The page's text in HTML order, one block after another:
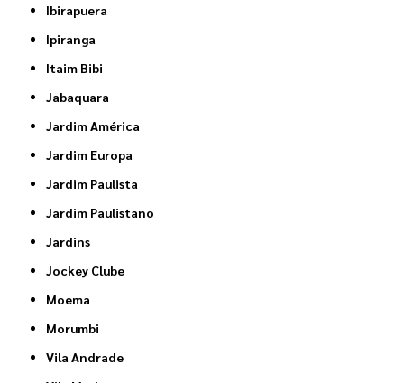
Ibirapuera
Ipiranga
Itaim Bibi
Jabaquara
Jardim América
Jardim Europa
Jardim Paulista
Jardim Paulistano
Jardins
Jockey Clube
Moema
Morumbi
Vila Andrade